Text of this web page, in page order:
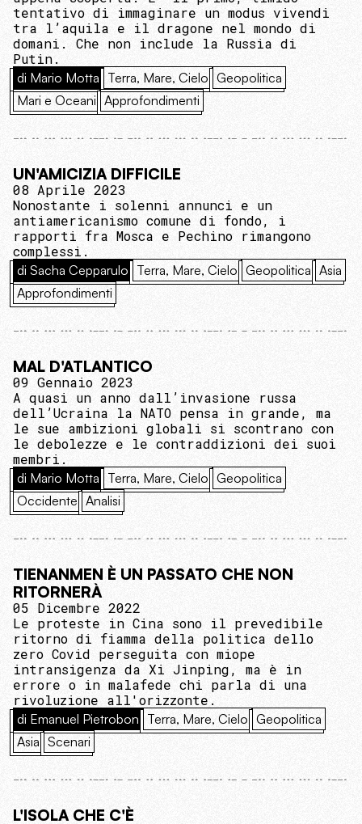
tentativo di immaginare un modus vivendi
tra l’aquila e il dragone nel mondo di
domani. Che non include la Russia di
Putin.
di Mario Motta Terra, Mare, Cielo Geopolitica
Mari e Oceani Approfondimenti
UN'AMICIZIA DIFFICILE
08 Aprile 2023
Nonostante i solenni annunci e un
antiamericanismo comune di fondo, i
rapporti fra Mosca e Pechino rimangono
complessi.
di Sacha Cepparulo Terra, Mare, Cielo Geopolitica Asia
Approfondimenti
MAL D'ATLANTICO
09 Gennaio 2023
A quasi un anno dall’invasione russa
dell’Ucraina la NATO pensa in grande, ma
le sue ambizioni globali si scontrano con
le debolezze e le contraddizioni dei suoi
membri.
di Mario Motta Terra, Mare, Cielo Geopolitica
Occidente Analisi
TIENANMEN È UN PASSATO CHE NON
RITORNERÀ
05 Dicembre 2022
Le proteste in Cina sono il prevedibile
ritorno di fiamma della politica dello
zero Covid perseguita con miope
intransigenza da Xi Jinping, ma è in
errore o in malafede chi parla di una
rivoluzione all'orizzonte.
di Emanuel Pietrobon Terra, Mare, Cielo Geopolitica
Asia Scenari
L'ISOLA CHE C'È